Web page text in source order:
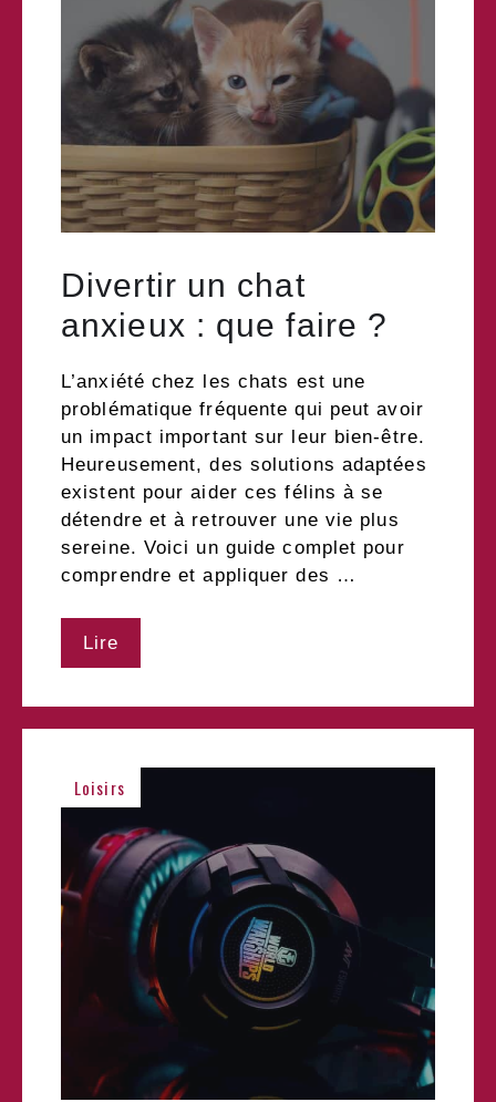
Divertir un chat
anxieux : que faire ?
L’anxiété chez les chats est une
problématique fréquente qui peut avoir
un impact important sur leur bien-être.
Heureusement, des solutions adaptées
existent pour aider ces félins à se
détendre et à retrouver une vie plus
sereine. Voici un guide complet pour
comprendre et appliquer des …
Lire
Loisirs